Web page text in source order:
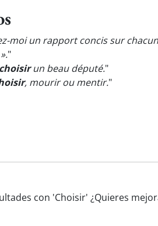
moi un rapport concis sur
"
choisirun beau député."
, mourir ou mentir."
con 'Choisir' ¿Quieres